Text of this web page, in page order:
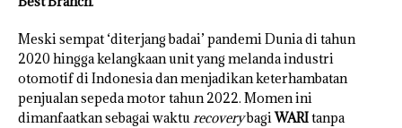
Meski sempat ‘diterjang badai’ pandemi Dunia di tahun
2020 hingga kelangkaan unit yang melanda industri
otomotif di Indonesia dan menjadikan keterhambatan
penjualan sepeda motor tahun 2022. Momen ini
dimanfaatkan sebagai wakturecoverybagiWARItanpa